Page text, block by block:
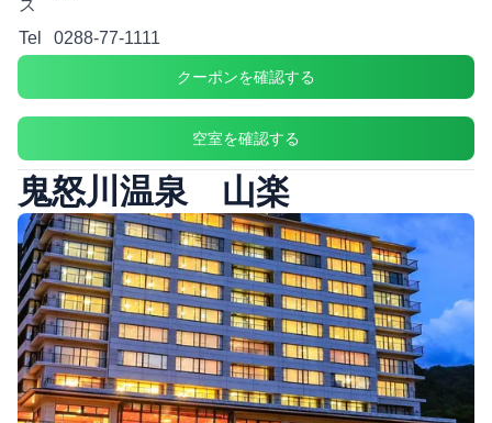
ス
Tel 0288-77-1111
クーポンを確認する
空室を確認する
鬼怒川温泉 山楽